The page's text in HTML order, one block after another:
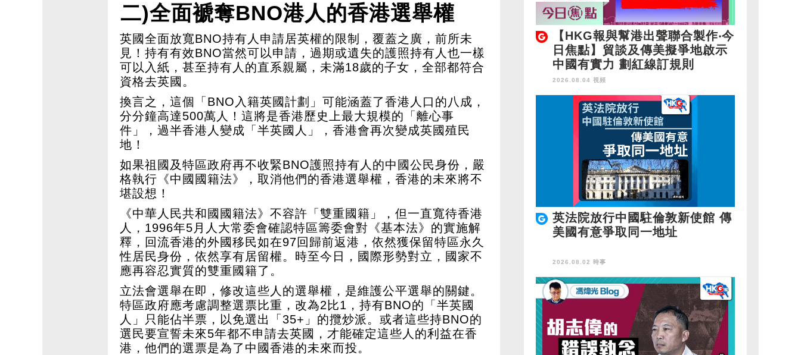
二)全面褫奪BNO港人的香港選舉權
英國全面放寬BNO持有人申請居英權的限制，覆蓋之廣，前所未
見！持有有效BNO當然可以申請，過期或遺失的護照持有人也一樣
可以入紙，甚至持有人的直系親屬，未滿18歲的子女，全部都符合
資格去英國。
換言之，這個「BNO入籍英國計劃」可能涵蓋了香港人口的八成，
分分鐘高達500萬人！這將是香港歷史上最大規模的「離心事
件」，過半香港人變成「半英國人」，香港會再次變成英國殖民
地！
如果祖國及特區政府再不收緊BNO護照持有人的中國公民身份，嚴
格執行《中國國籍法》，取消他們的香港選舉權，香港的未來將不
堪設想！
《中華人民共和國國籍法》不容許「雙重國籍」，但一直寬待香港
人，1996年5月人大常委會確認特區籌委會對《基本法》的實施解
釋，回流香港的外國移民如在97回歸前返港，依然獲保留特區永久
性居民身份，依然享有居留權。時至今日，國際形勢對立，國家不
應再容忍實質的雙重國籍了。
立法會選舉在即，修改這些人的選舉權，是維護公平選舉的關鍵。
特區政府應考慮調整選票比重，改為2比1，持有BNO的「半英國
人」只能佔半票，以免選出「35+」的攬炒派。或者這些持BNO的
選民要宣誓未來5年都不申請去英國，才能確定這些人的利益在香
港，他們的選票是為了中國香港的未來而投。
【HKG報與幫港出聲聯合製作‧今
日焦點】貿談及傳美擬爭地啟示
中國有實力 劃紅線訂規則
2026.08.04 視頻
英法院放行中國駐倫敦新使館 傳
美國有意爭取同一地址
2026.08.02 時事